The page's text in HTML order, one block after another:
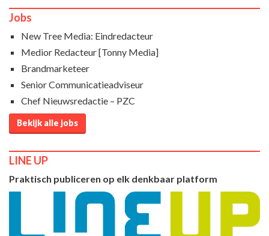
Jobs
New Tree Media: Eindredacteur
Medior Redacteur [Tonny Media]
Brandmarketeer
Senior Communicatieadviseur
Chef Nieuwsredactie – PZC
Bekijk alle jobs
LINE UP
Praktisch publiceren op elk denkbaar platform